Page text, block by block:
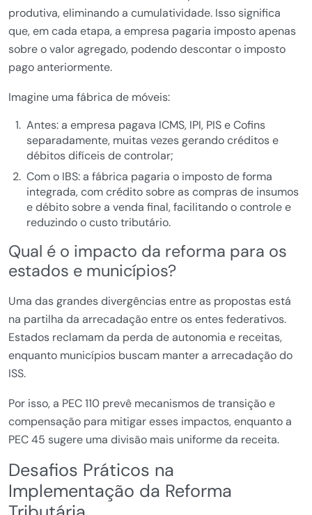
produtiva, eliminando a cumulatividade. Isso significa
que, em cada etapa, a empresa pagaria imposto apenas
sobre o valor agregado, podendo descontar o imposto
pago anteriormente.
Imagine uma fábrica de móveis:
Antes: a empresa pagava ICMS, IPI, PIS e Cofins
separadamente, muitas vezes gerando créditos e
débitos difíceis de controlar;
Com o IBS: a fábrica pagaria o imposto de forma
integrada, com crédito sobre as compras de insumos
e débito sobre a venda final, facilitando o controle e
reduzindo o custo tributário.
Qual é o impacto da reforma para os
estados e municípios?
Uma das grandes divergências entre as propostas está
na partilha da arrecadação entre os entes federativos.
Estados reclamam da perda de autonomia e receitas,
enquanto municípios buscam manter a arrecadação do
ISS.
Por isso, a PEC 110 prevê mecanismos de transição e
compensação para mitigar esses impactos, enquanto a
PEC 45 sugere uma divisão mais uniforme da receita.
Desafios Práticos na
Implementação da Reforma